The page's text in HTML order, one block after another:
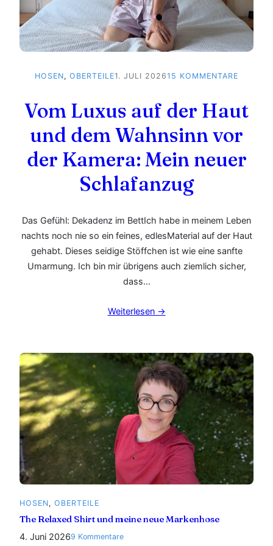
HOSEN, OBERTEILE1. JULI 202615 KOMMENTAREZU
AUF
HAUT
DEM
NEUER
Vom Luxus auf der Haut
und dem Wahnsinn vor
der Kamera: Mein neuer
Schlafanzug
Das Gefühl: Dekadenz im BettIch habe in meinem Leben
nachts noch nie so ein feines, edlesMaterial auf der Haut
gehabt. Dieses seidige Stöffchen ist wie eine sanfte
Umarmung. Ich bin mir übrigens auch ziemlich sicher,
dass…
Weiterlesen →
HOSEN, OBERTEILE
The Relaxed Shirt und meine neue Markenhose
4. Juni 20269 Kommentarezu